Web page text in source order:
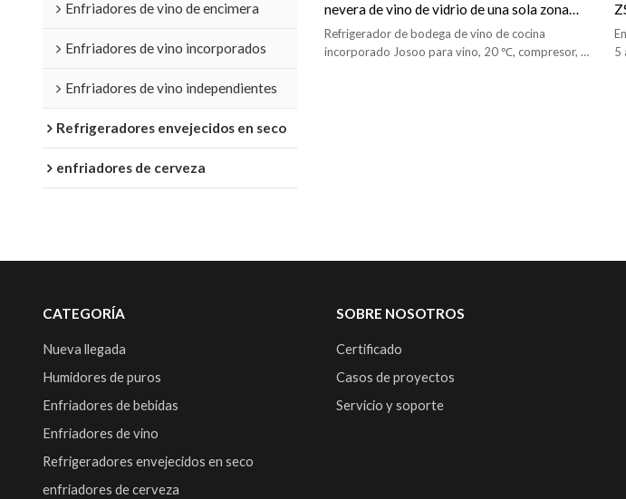
Enfriadores de vino de encimera
Enfriadores de vino incorporados
Enfriadores de vino independientes
Refrigeradores envejecidos en seco
enfriadores de cerveza
nevera de vino de vidrio de una sola zona
para vino ZS-A150 con estante de alambre,
cocina incorporada
Refrigerador de bodega de vino de cocina
incorporado Josoo para vino, 20 ℃, compresor, 5
5
CATEGORÍA
Nueva llegada
Humidores de puros
Enfriadores de bebidas
Enfriadores de vino
Refrigeradores envejecidos en seco
enfriadores de cerveza
SOBRE NOSOTROS
Certificado
Casos de proyectos
Servicio y soporte